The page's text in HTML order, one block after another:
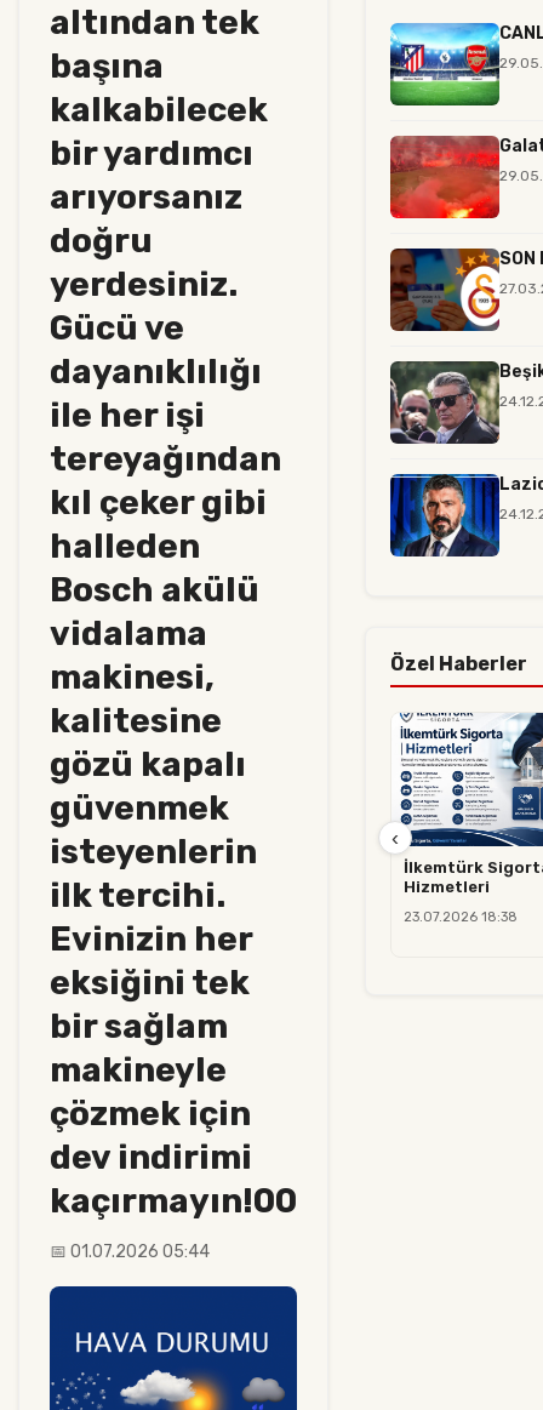
altından tek
başına
kalkabilecek
bir yardımcı
arıyorsanız
doğru
yerdesiniz.
Gücü ve
dayanıklılığı
ile her işi
tereyağından
kıl çeker gibi
halleden
Bosch akülü
vidalama
makinesi,
kalitesine
gözü kapalı
güvenmek
isteyenlerin
ilk tercihi.
Evinizin her
eksiğini tek
bir sağlam
makineyle
çözmek için
dev indirimi
kaçırmayın!00
📅 01.07.2026 05:44
Özel Haberler
İlkemtürk
Hizmetleri
23.07.2026 18:38
‹